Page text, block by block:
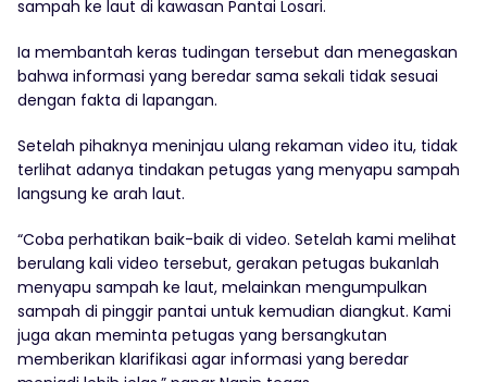
sampah ke laut di kawasan Pantai Losari.
Ia membantah keras tudingan tersebut dan menegaskan
bahwa informasi yang beredar sama sekali tidak sesuai
dengan fakta di lapangan.
Setelah pihaknya meninjau ulang rekaman video itu, tidak
terlihat adanya tindakan petugas yang menyapu sampah
langsung ke arah laut.
“Coba perhatikan baik-baik di video. Setelah kami melihat
berulang kali video tersebut, gerakan petugas bukanlah
menyapu sampah ke laut, melainkan mengumpulkan
sampah di pinggir pantai untuk kemudian diangkut. Kami
juga akan meminta petugas yang bersangkutan
memberikan klarifikasi agar informasi yang beredar